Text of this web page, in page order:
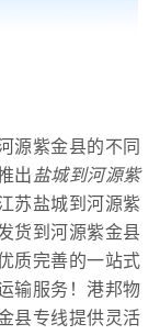
源紫金县的不同
出 盐城到河源紫
苏盐城到河源紫
货到河源紫金县
质完善的一站式
输服务！港邦物
县专线提供灵活